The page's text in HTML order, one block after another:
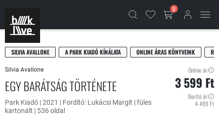
0
SILVIA AVALLONE A PARK KIADÓ KÍNÁLATA ONLINE ÁRAS KÖNYVEINK
Silvia Avallone
EGY BARÁTSÁG TÖRTÉNETE
Park Kiadó | 2021 | Fordító: Lukácsi Margit | füles
kartonált | 536 oldal
Online ár:
3 599 Ft
Borító ár:
4 499 Ft